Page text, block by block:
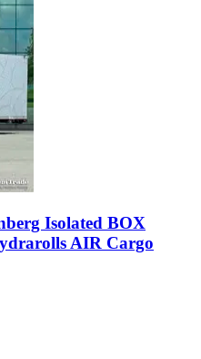
Isolated BOX
AIR Cargo